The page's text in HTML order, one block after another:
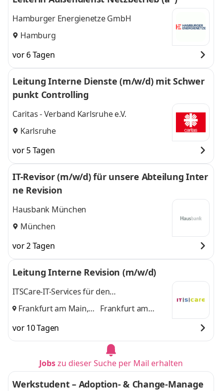
Hamburger Energienetze GmbH
Hamburg
vor 6 Tagen
Leitung Interne Dienste (m/w/d) mit Schwer
punkt Controlling
Caritas - Verband Karlsruhe e.V.
Karlsruhe
vor 5 Tagen
IT-Revisor (m/w/d) für unsere Abteilung Inter
ne Revision
Hausbank München
München
vor 2 Tagen
Leitung Interne Revision (m/w/d)
ITSCare-IT-Services für den
Gesundheitsmarkt GbR
Frankfurt am Main,
Frankfurt am
vor 10 Tagen
Jobszu dieser Suche per Mail erhalten
Werkstudent – Adoption- & Change-Manage